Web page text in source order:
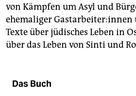
von Kämpfen um Asyl und
ehemaliger Gast­ar­bei­te­r:in­nen
Texte über jüdisches Leben in
über das Leben von Sinti und
Das Buch